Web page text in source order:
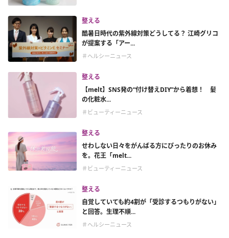
整える
酷暑日時代の紫外線対策どうしてる？ 江崎グリコ
が提案する「アー...
＃ヘルシーニュース
整える
【melt】SNS発の“付け替えDIY”から着想！ 髪
の化粧水...
＃ビューティーニュース
整える
せわしない日々をがんばる方にぴったりのお休み
を。花王「melt...
＃ビューティーニュース
整える
自覚していても約4割が「受診するつもりがない」
と回答。生理不順...
＃ヘルシーニュース